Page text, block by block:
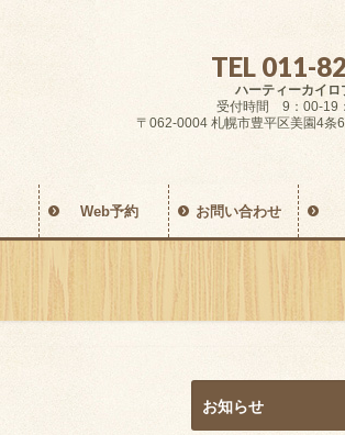
TEL 011-
ハーティーカイロ
受付時間 9：00-19
〒062-0004 札幌市豊平区美園4条
Web予約 お問い合わせ
お知らせ